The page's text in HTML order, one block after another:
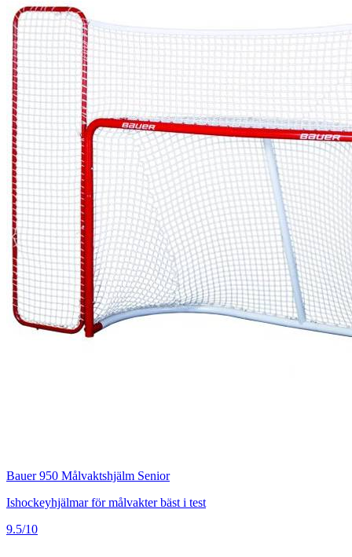
Bauer 950 Målvaktshjälm Senior
Ishockeyhjälmar för målvakter bäst i test
9.5/10